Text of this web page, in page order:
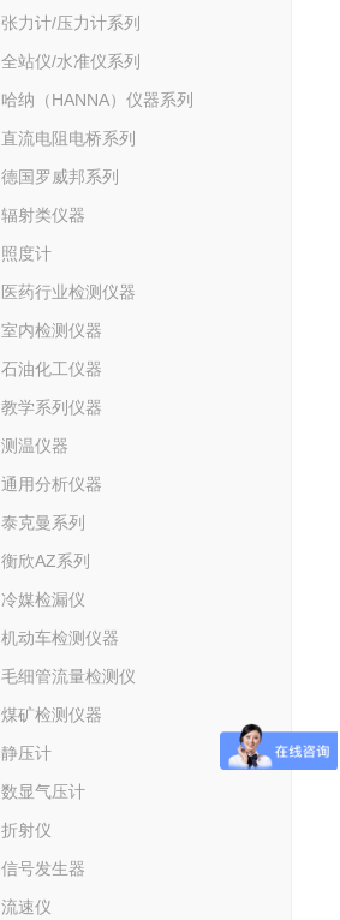
张力计/压力计系列
全站仪/水准仪系列
哈纳（HANNA）仪器系列
直流电阻电桥系列
德国罗威邦系列
辐射类仪器
照度计
医药行业检测仪器
室内检测仪器
石油化工仪器
教学系列仪器
测温仪器
通用分析仪器
泰克曼系列
衡欣AZ系列
冷媒检漏仪
机动车检测仪器
毛细管流量检测仪
煤矿检测仪器
静压计
数显气压计
折射仪
信号发生器
流速仪